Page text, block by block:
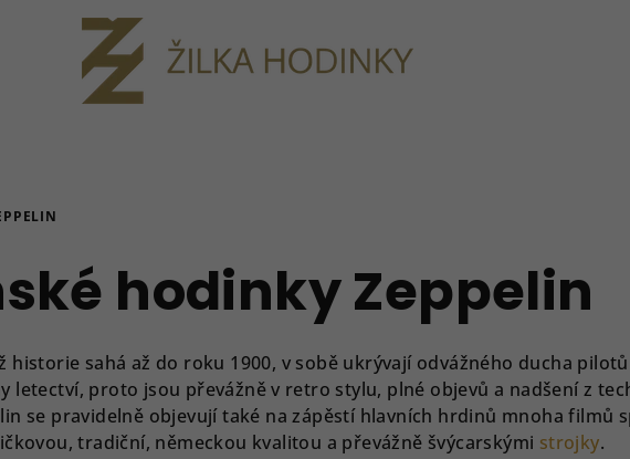
hodinky Zeppelin
historie sahá až do roku 1900, v sobě ukrývají odvážného ducha
letectví, proto jsou převážně v retro stylu, plné objevů a nadšení z
se pravidelně objevují také na zápěstí hlavních hrdinů mnoha filmů
tradiční, německou kvalitou a převážně švýcarskými strojky.